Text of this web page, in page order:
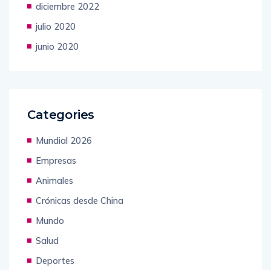
diciembre 2022
julio 2020
junio 2020
Categories
Mundial 2026
Empresas
Animales
Crónicas desde China
Mundo
Salud
Deportes